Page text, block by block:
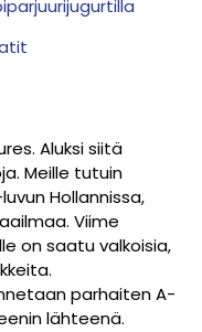
Aluksi siitä
Meille tutuin
Hollannissa,
Viime
on saatu valkoisia,
parhaiten A-
lähteenä.